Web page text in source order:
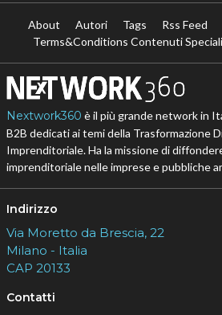
About Autori Tags Rss Feed
Terms&Conditions Contenuti
Nextwork360 è il più grande network in
B2B dedicati ai temi della Trasformazione
Imprenditoriale. Ha la missione di
imprenditoriale nelle imprese e pubbliche
Indirizzo
Via Moretto da Brescia, 22
Milano - Italia
CAP 20133
Contatti